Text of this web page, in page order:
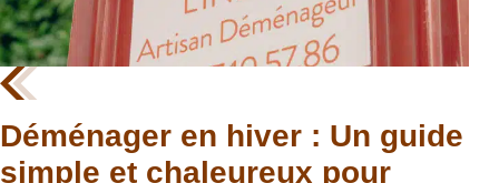
Déménager en hiver : Un guide
simple et chaleureux pour